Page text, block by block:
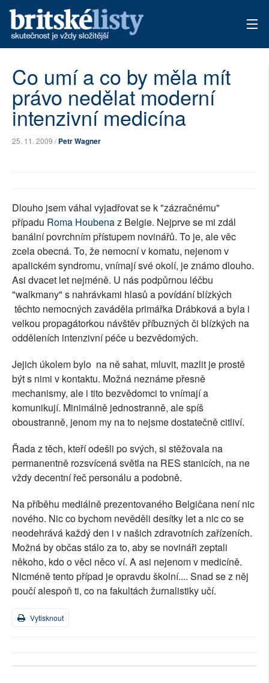
ARCHIV
TÉMATA
AUTOŘI
Co umí a co by měla mít
právo nedělat moderní
intenzivní medicína
25. 11. 2009 /Petr Wagner
Dlouho jsem váhal vyjadřovat se k "zázračnému"
případu Roma Houbenaz Belgie. Nejprve se mi zdál
banální povrchním přístupem novinářů. To je, ale věc
zcela obecná. To, že nemocní v komatu, nejenom v
apalickém syndromu, vnímají své okolí, je známo dlouho.
Asi dvacet let nejméně. U nás podpůrnou léčbu
"walkmany" s nahrávkami hlasů a povídání blízkých
těchto nemocných zaváděla primářka Drábková a byla i
velkou propagátorkou návštěv příbuzných či blízkých na
odděleních intenzivní péče u bezvědomých.
Jejich úkolem bylo na ně sahat, mluvit, mazlit je prostě
být s nimi v kontaktu. Možná neznáme přesně
mechanismy, ale i tito bezvědomci to vnímají a
komunikují. Minimálně jednostranně, ale spíš
oboustranně, jenom my na to nejsme dostatečně citliví.
Řada z těch, kteří odešli po svých, si stěžovala na
permanentně rozsvícená světla na RES stanicích, na ne
vždy decentní řeč personálu a podobně.
Na příběhu mediálně prezentovaného Belgičana není nic
nového. Nic co bychom nevěděli desítky let a nic co se
neodehrává každý den i v našich zdravotních zařízeních.
Možná by občas stálo za to, aby se novináři zeptali
někoho, kdo o věci něco ví. A asi nejenom v medicíně.
Nicméně tento případ je opravdu školní.... Snad se z něj
poučí alespoň ti, co na fakultách žurnalistiky učí.
Vytisknout